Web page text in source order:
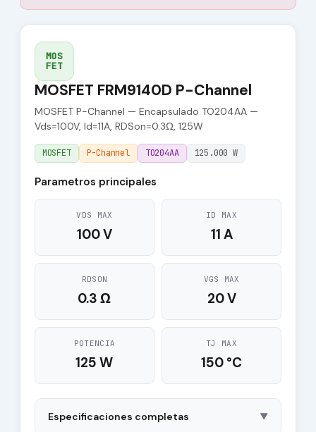
MOS
FET
MOSFET FRM9140D P-Channel
MOSFET P-Channel — Encapsulado TO204AA —
Vds=100V, Id=11A, RDSon=0.3Ω, 125W
MOSFET P-Channel TO204AA 125.000 W
Parametros principales
VDS MAX
100 V
ID MAX
11 A
RDSON
0.3 Ω
VGS MAX
20 V
POTENCIA
125 W
TJ MAX
150 °C
Especificaciones completas ▼